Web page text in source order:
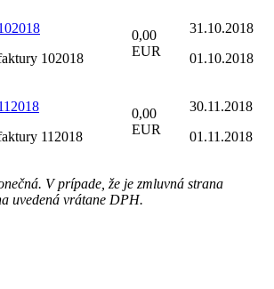
102018
0,00
EUR
31.10.2018
01.10.2018
112018
0,00
EUR
30.11.2018
01.11.2018
V prípade, že je zmluvná strana
uvedená vrátane DPH.